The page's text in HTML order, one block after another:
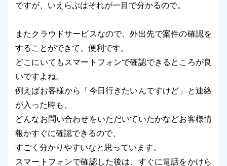
ですが、いえらぶはそれが一目で分かるので。
またクラウドサービスなので、外出先で案件の確認を
することができて、便利です。
どこにいてもスマートフォンで確認できるところが良
いですよね。
例えばお客様から「今日行きたいんですけど」と連絡
が入った時も、
どんなお問い合わせをいただいていたかなどお客様情
報かすぐに確認できるので、
すごく分かりやすいなと思っています。
スマートフォンで確認した後は、すぐに電話をかけら